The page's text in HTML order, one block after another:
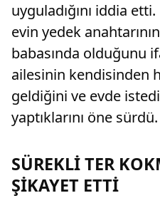
uyguladığını iddia
evin yedek
babasında olduğunu
ailesinin kendisinden
geldiğini ve evde
yaptıklarını öne sürdü.
SÜREKLİ TER
ŞİKAYET ETTİ